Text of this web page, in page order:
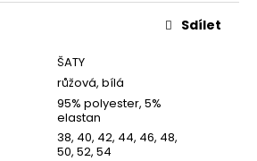
ŠATY
růžová, bílá
95% polyester, 5%
elastan
38, 40, 42, 44, 46, 48,
50, 52, 54
Sdílet